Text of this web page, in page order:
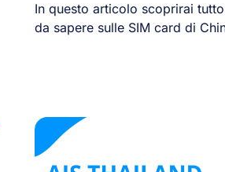
In questo articolo scoprirai
da sapere sulle SIM card di